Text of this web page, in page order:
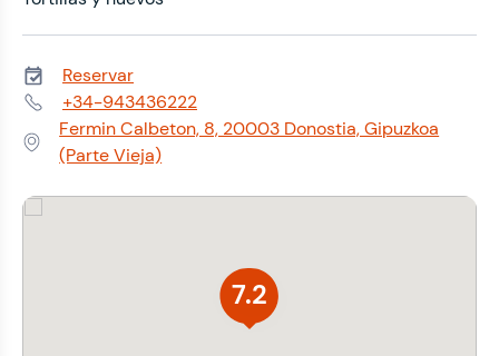
Teléfono:Reservar
Teléfono:+34-943436222
Dirección:
Fermin Calbeton, 8, 20003 Donostia, Gipuzkoa
(Parte Vieja)
7.2